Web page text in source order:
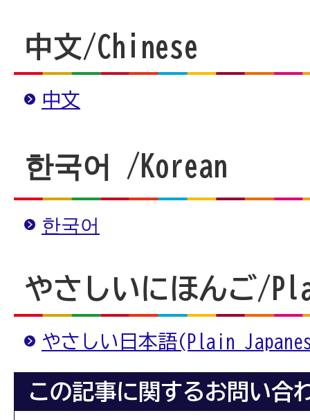
中文/Chinese
中文
한국어 / Korean
한국어
やさしいにほんご/
やさしい日本語(Plain
この記事に関するお問い合